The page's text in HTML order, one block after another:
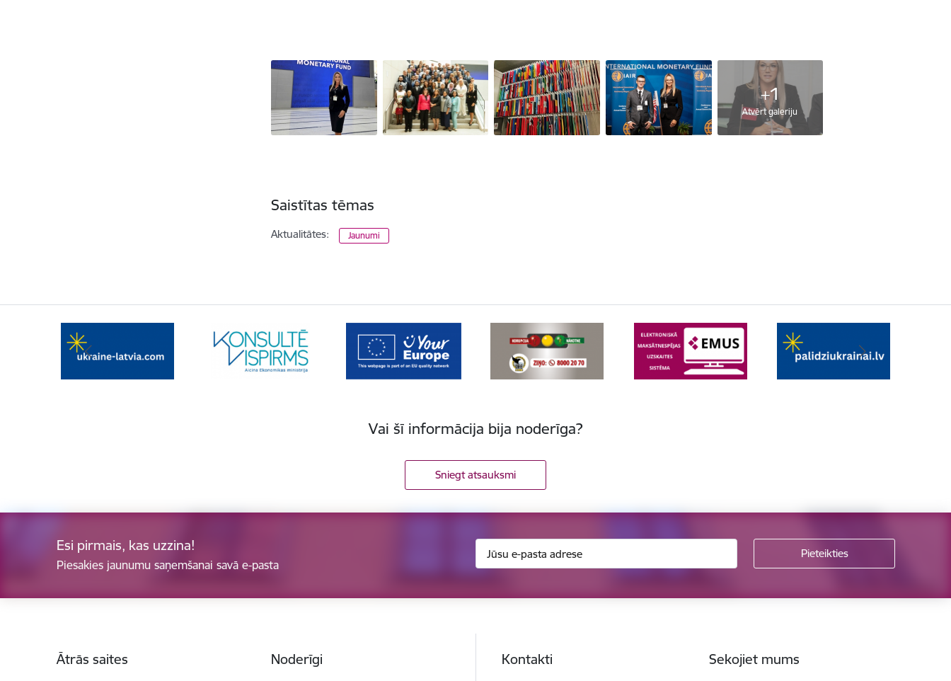
+1
Atvērt galeriju
Saistītas tēmas
Aktualitātes: Jaunumi
Vai šī informācija bija noderīga?
Sniegt atsauksmi
Esi pirmais, kas uzzina!
Piesakies jaunumu saņemšanai savā e-pasta
Ātrās saites Noderīgi Kontakti Sekojiet mums